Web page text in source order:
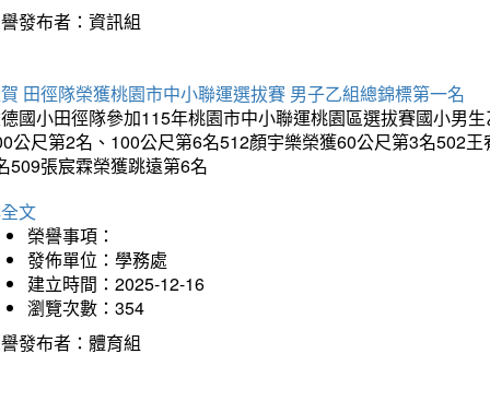
發布者：資訊組
田徑隊榮獲桃園市中小聯運選拔賽 男子乙組總錦標第一名
國小田徑隊參加115年桃園市中小聯運桃園區選拔賽國小男
公尺第2名、100公尺第6名512顏宇樂榮獲60公尺第3名502
509張宸霖榮獲跳遠第6名
文
榮譽事項：
發佈單位：學務處
建立時間：2025-12-16
瀏覽次數：354
發布者：體育組